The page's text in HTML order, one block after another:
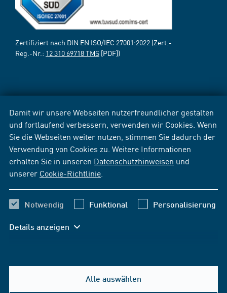
Damit wir unsere Webseiten nutzerfreundlicher gestalten
und fortlaufend verbessern, verwenden wir Cookies. Wenn
Sie die Webseiten weiter nutzen, stimmen Sie dadurch der
Verwendung von Cookies zu. Weitere Informationen
erhalten Sie in unseren Datenschutzhinweisen und
unserer Cookie-Richtlinie
Notwendig Funktional Personalisierung
Details anzeigen
Alle auswählen
Zertifiziert nach DIN EN ISO/IEC 27001:2022 (Zert.-
Reg.-Nr.: 12 310 69718 TMS [PDF])